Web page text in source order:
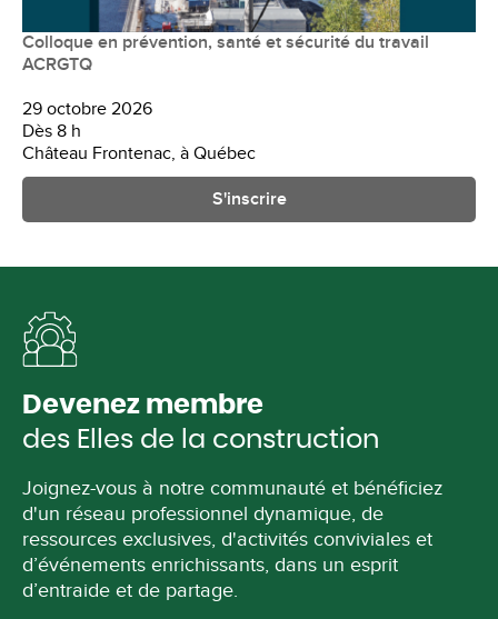
Colloque en prévention, santé et sécurité du travail
ACRGTQ
29 octobre 2026
Dès 8 h
Château Frontenac, à Québec
S'inscrire
Devenez membre
des Elles de la construction
Joignez-vous à notre communauté et bénéficiez
d'un réseau professionnel dynamique, de
ressources exclusives, d'activités conviviales et
d’événements enrichissants, dans un esprit
d’entraide et de partage.